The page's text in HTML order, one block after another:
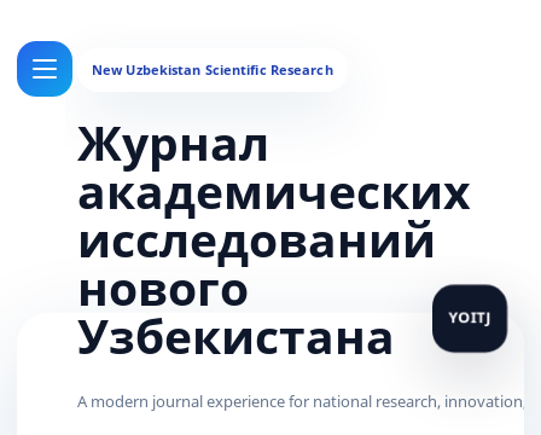
Журнал
академических
исследований
нового
Узбекистана